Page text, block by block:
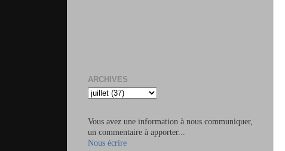
ARCHIVES
Vous avez une information à nous communiquer,
un commentaire à apporter...
Nous écrire